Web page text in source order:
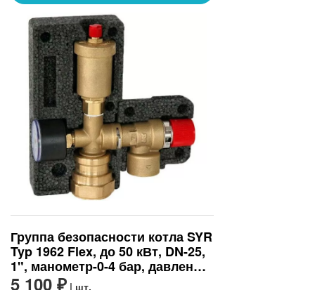
Группа безопасности котла SYR
Typ 1962 Flex, до 50 кВт, DN-25,
1", манометр-0-4 бар, давление
срабатывания, бар-3
5 100 ₽ | шт.